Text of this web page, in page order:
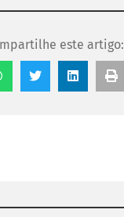
este artigo: